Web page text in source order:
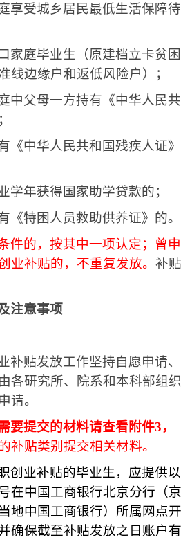
享受城乡居民最低生活保障待
家庭毕业生（原建档立卡贫困
线边缘户和返低风险户）；
中父母一方持有《中华人民共
《中华人民共和国残疾人证》
学年获得国家助学贷款的；
《特困人员救助供养证》的。
件的，按其中一项认定；曾申
业补贴的，不重复发放。 补贴
注意事项
补贴发放工作坚持自愿申请、
各研究所、院系和本科部组织
请。
要提交的材料请查看附件3，
补贴类别提交相关材料。
创业补贴的毕业生，应提供以
在中国工商银行北京分行（京
地中国工商银行）所属网点开
确保截至补贴发放之日账户有